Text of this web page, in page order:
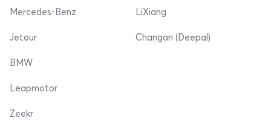
Mercedes-Benz
Jetour
LiXiang
Changan (Deepal)
BMW
Leapmotor
Zeekr